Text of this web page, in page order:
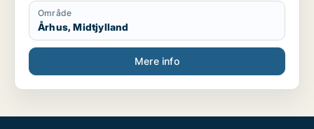
Område
Århus, Midtjylland
Mere info